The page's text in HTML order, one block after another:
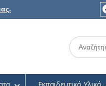
Search
for: